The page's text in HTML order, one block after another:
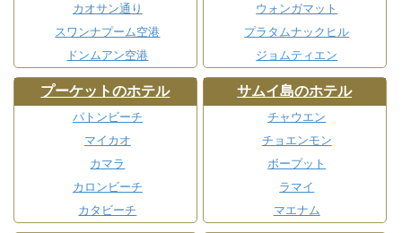
カオサン通り
スワンナプーム空港
ドンムアン空港
ウォンガマット
プラタムナックヒル
ジョムティエン
プーケットのホテル
パトンビーチ
マイカオ
カマラ
カロンビーチ
カタビーチ
サムイ島のホテル
チャウエン
チョエンモン
ボープット
ラマイ
マエナム